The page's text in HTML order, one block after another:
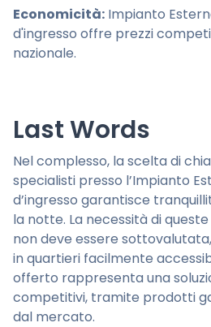
Economicità: Impianto
d'ingresso offre prezzi
nazionale.
Last Words
Nel complesso, la scelta di
specialisti presso l’Impianto
d’ingresso garantisce
la notte. La necessità di
non deve essere
in quartieri facilmente
offerto rappresenta una
competitivi, tramite prodotti
dal mercato.